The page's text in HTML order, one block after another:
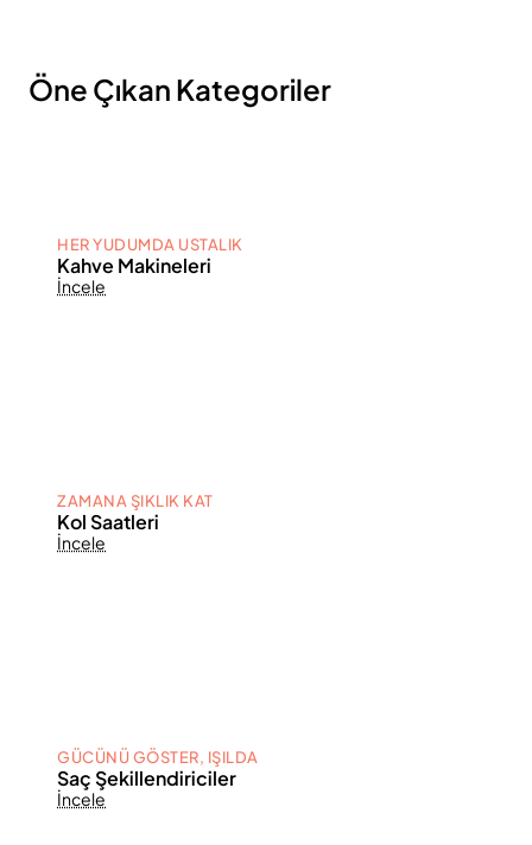
Öne Çıkan Kategoriler
HER YUDUMDA USTALIK
Kahve Makineleri
İncele
ZAMANA ŞIKLIK KAT
Kol Saatleri
İncele
GÜCÜNÜ GÖSTER, IŞILDA
Saç Şekillendiriciler
İncele